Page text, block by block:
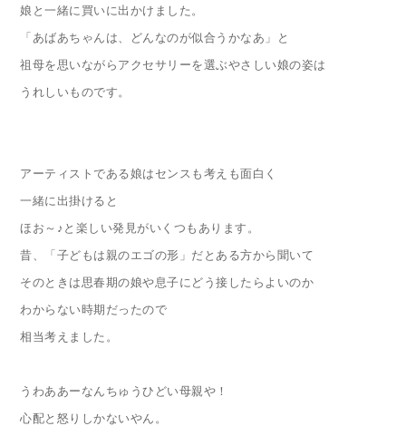
娘と一緒に買いに出かけました。
「あばあちゃんは、どんなのが似合うかなあ」と
祖母を思いながらアクセサリーを選ぶやさしい娘の姿は
うれしいものです。
アーティストである娘はセンスも考えも面白く
一緒に出掛けると
ほお～♪と楽しい発見がいくつもあります。
昔、「子どもは親のエゴの形」だとある方から聞いて
そのときは思春期の娘や息子にどう接したらよいのか
わからない時期だったので
相当考えました。
うわああーなんちゅうひどい母親や！
心配と怒りしかないやん。